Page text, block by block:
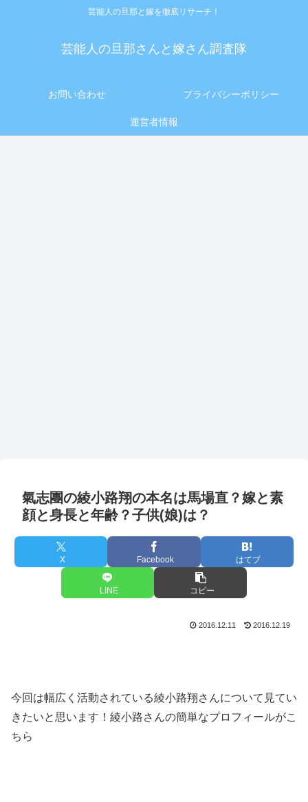
芸能人の旦那と嫁を徹底リサーチ！
芸能人の旦那さんと嫁さん調査隊
お問い合わせ プライバシーポリシー
運営者情報
氣志團の綾小路翔の本名は馬場直？嫁と素
顔と身長と年齢？子供(娘)は？
X Facebook はてブ
LINE コピー
2016.12.11 2016.12.19
今回は幅広く活動されている綾小路翔さんについて見てい
きたいと思います！綾小路さんの簡単なプロフィールがこ
ちら